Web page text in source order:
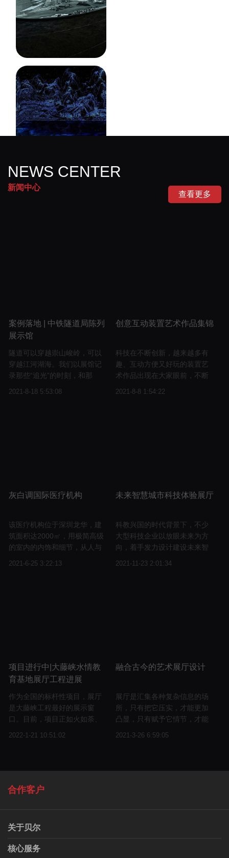
主题馆
中铁西丽水库至南山水厂原水管工程展厅
NEWS CENTER
新闻中心
查看更多
案例落地 | 中铁隧道局陈列
展示馆
隧道可以穿越崇山峻岭，可以
穿越江河湖海。我们以展馆记
录那些“追光”的时刻，和那
2021-8-18 5:53:08
创意互动装置艺术作品集锦
科技在不断创新，越来越多有
趣、互动方便又好玩的装置艺
术作品出现在大家眼前，不断
2021-8-8 1:54:22
灰白调国际医疗机构
该医疗机构位于深圳龙华，建
筑面积达2000㎡，用极简高级
的室内的内饰和细节，从人与
自然景观中重新形成了优美的
2021-6-25 3:22:13
未来智慧城市科技体验展厅
科教兴国的时代背景下，不少
大型科技企业以放眼未来为方
向，着手发力设计建设未来智
慧城市展厅。智慧城市展厅的
2021-11-23 2:01:34
项目进行中|大藤峡水情教
育基地展厅工程进展
作为全国的标杆性项目，展厅
是大藤峡工程最好的展示窗
口。目前，项目正如火如荼、
有条不紊的进行中。
2022-1-21 10:51:02
融合古今的艺术展厅设计
展厅是汇集各种复杂信息的场
所，只有把它压实，才能更加
凸显，只有赋予它情节，才能
更加深入人心。
2021-3-26 6:59:05
合作客户
关于贝尔
核心服务